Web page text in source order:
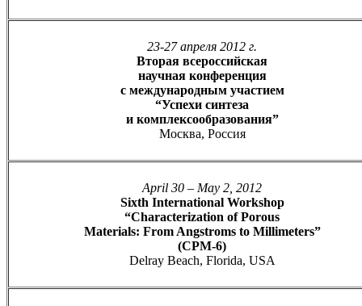
23-27 апреля 2012 г.
Вторая всероссийская
научная конференция
с международным участием
“Успехи синтеза
и комплексообразования”
Москва, Россия
April 30 – May 2, 2012
Sixth International Workshop
“Characterization of Porous
Materials: From Angstroms to Millimeters”
(CPM-6)
Delray Beach, Florida, USA